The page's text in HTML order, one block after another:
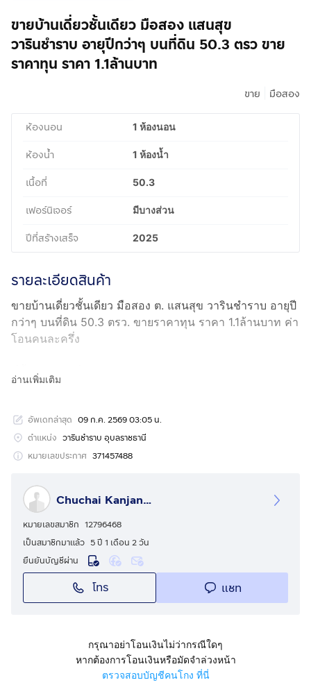
ขายบ้านเดี่ยวชั้นเดียว มือสอง แสนสุข
วารินชำราบ อายุปีกว่าๆ บนที่ดิน 50.3 ตรว ขาย
ราคาทุน ราคา 1.1ล้านบาท
ขาย มือสอง
ห้องนอน 1 ห้องนอน
ห้องน้ำ 1 ห้องน้ำ
เนื้อที่ 50.3
เฟอร์นิเจอร์ มีบางส่วน
ปีที่สร้างเสร็จ 2025
รายละเอียดสินค้า
ขายบ้านเดี่ยวชั้นเดียว มือสอง ต. แสนสุข วารินชำราบ อายุปี
กว่าๆ บนที่ดิน 50.3 ตรว. ขายราคาทุน ราคา 1.1ล้านบาท ค่า
โอนคนละครึ่ง
ที่ตั้ง บ้านเลขที่ 411 ม.15 (บ้านธาตุออก) ซ. ธาตุร่วมพัฒนา
บรรยากาศดี เงียบสงบ เพื่อนบ้านดี
บ้านชั้นเดียวคอนกรีตเสริมเหล็ก 1 ห้องนอน 1 ห้องน้ำ 1 ห้อง
โถง บนที่ดิน 50.3 ตรว. ถมดินสูงกว่าถนน 30 ซม.
ก่ออิฐแดงทั้งหลัง - พื้นปูกระเบื้อง
ห้องนอน แถม แอร์ Toshiba ขนาด 9000btu + ตู้เสื้อผ้า SB
furniture ขนาด 160x200x60cm. + ชุดผ้าม่าน
ห้องโถง แถม ชั้นวางของ + ตู้เย็น Hitachi 2 ประตู ขนาด
8.5คิว Inverter
พิกัด Google map
https://maps.app.goo.gl/sTjwY7NtjNogsd9CA
อ่านเพิ่มเติม
อัพเดทล่าสุด 09 ก.ค. 2569 03:05 น.
ตำแหน่ง วารินชำราบ อุบลราชธานี
หมายเลขประกาศ 371457488
Chuchai Kanjanajirawong
หมายเลขสมาชิก 12796468
เป็นสมาชิกมาแล้ว 5 ปี 1 เดือน 2 วัน
ยืนยันบัญชีผ่าน
โทร แชท
กรุณาอย่าโอนเงินไม่ว่ากรณีใดๆ
หากต้องการโอนเงินหรือมัดจำล่วงหน้า
ตรวจสอบบัญชีคนโกง ที่นี่